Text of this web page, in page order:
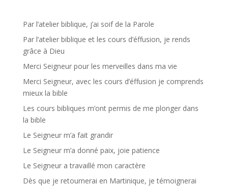
Par l’atelier biblique, j’ai soif de la Parole
Par l’atelier biblique et les cours d’éffusion, je rends
grâce à Dieu
Merci Seigneur pour les merveilles dans ma vie
Merci Seigneur, avec les cours d’éffusion je comprends
mieux la bible
Les cours bibliques m’ont permis de me plonger dans
la bible
Le Seigneur m’a fait grandir
Le Seigneur m’a donné paix, joie patience
Le Seigneur a travaillé mon caractère
Dès que je retournerai en Martinique, je témoignerai